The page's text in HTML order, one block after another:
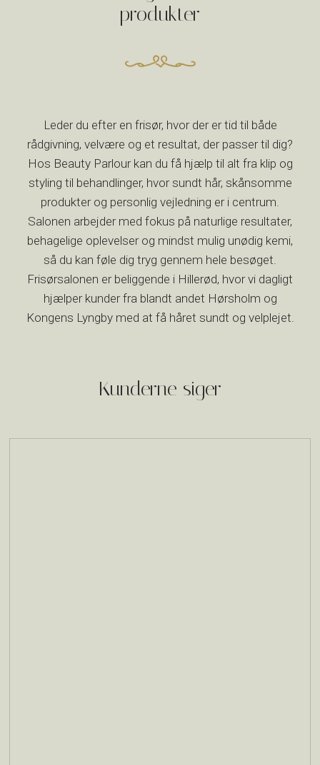
produkter
Leder du efter en frisør, hvor der er tid til både
rådgivning, velvære og et resultat, der passer til dig?
Hos Beauty Parlour kan du få hjælp til alt fra klip og
styling til behandlinger, hvor sundt hår, skånsomme
produkter og personlig vejledning er i centrum.
Salonen arbejder med fokus på naturlige resultater,
behagelige oplevelser og mindst mulig unødig kemi,
så du kan føle dig tryg gennem hele besøget.
Frisørsalonen er beliggende i Hillerød, hvor vi dagligt
hjælper kunder fra blandt andet Hørsholm og
Kongens Lyngby med at få håret sundt og velplejet.
Kunderne siger​